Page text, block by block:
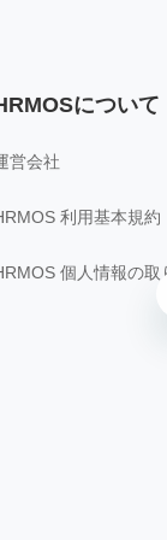
について
営会社
利用基本規約
個人情報の取